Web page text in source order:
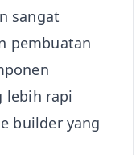
sangat
pembuatan
lebih rapi
builder yang